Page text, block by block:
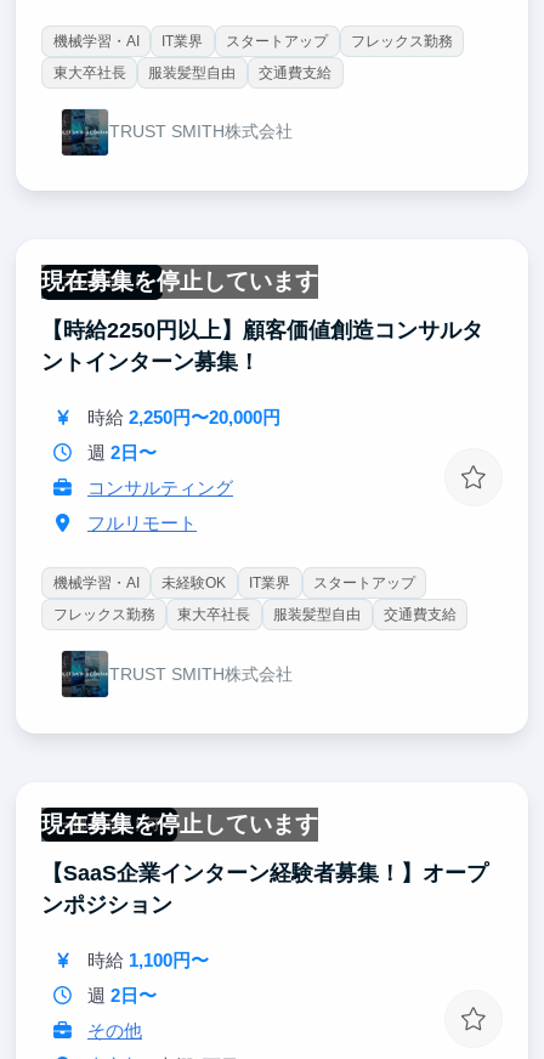
機械学習・AI IT業界 スタートアップ
フレックス勤務
東大卒社長
服装髪型自由 交通費支給
TRUST SMITH株式会社
現在募集を停止しています
フルリモート
【時給2250円以上】顧客価値創造コンサルタ
ントインターン募集！
時給 2,250円〜20,000円
週 2日〜
コンサルティング
フルリモート
機械学習・AI 未経験OK IT業界
スタートアップ
フレックス勤務
東大卒社長 服装髪型自由 交通費支給
TRUST SMITH株式会社
現在募集を停止しています
一部リモート可
【SaaS企業インターン経験者募集！】オープ
ンポジション
時給 1,100円〜
週 2日〜
その他